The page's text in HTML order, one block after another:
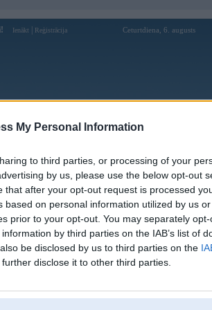
My Personal Information
to third parties, or processing of your
by us, please use the below opt-out
that after your opt-out request is processed
based on personal information utilized by us
prior to your opt-out. You may separately
by third parties on the IAB’s list of
be disclosed by us to third parties on the
disclose it to other third parties.
Ienākt Reģistrācija Ceturtdiena, 6. augusts
Reģistrācija Lietotāji
RUDICK profils
Pēdējo reizi manīts: 13. Jul 2014, 10:23
RUDICK
Rīga
321